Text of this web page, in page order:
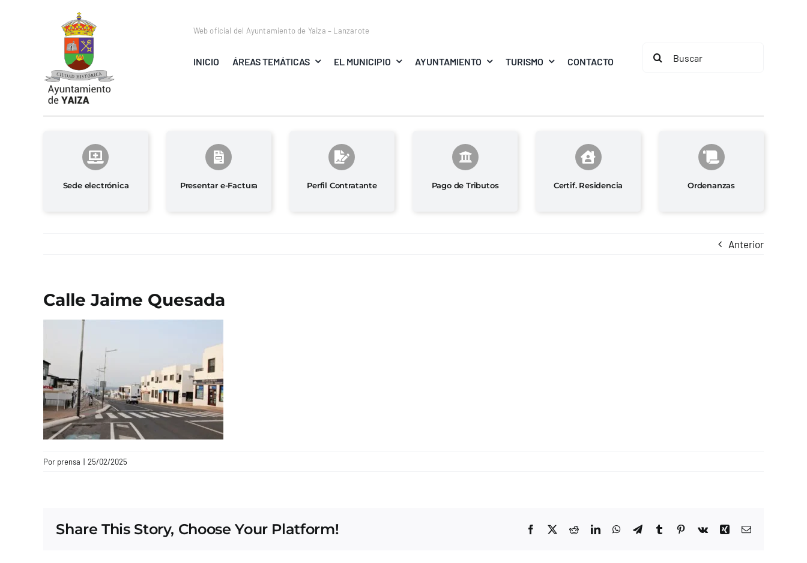
Web oficial del Ayuntamiento de Yaiza – Lanzarote
INICIO ÁREAS TEMÁTICAS EL MUNICIPIO AYUNTAMIENTO TURISMO CONTACTO
Buscar:
Sede electrónica Presentar e-Factura Perfil Contratante Pago de Tributos Certif. Residencia Ordenanzas
Anterior
Calle Jaime Quesada
Por prensa | 25/02/2025
Share This Story, Choose Your Platform! Facebook
X RedditLinkedInWhatsApp
TelegramTumblrPinterest
Vk Xing Correo